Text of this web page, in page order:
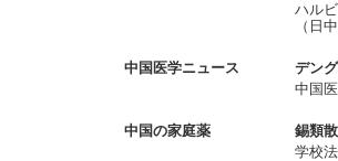
ハル
（日
中国医学ニュース
デン
中国
中国の家庭薬
錫類散
学校